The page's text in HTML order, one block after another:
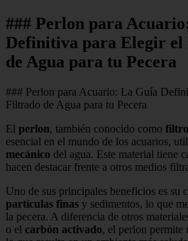
### Perlon para
Definitiva para Elegir
de Agua para tu Pecera
### Perlon para Acuario: La Guía
Filtrado de Agua para tu Pecera
El perlon, también conocido como
esencial en el mundo de los acuarios,
mecánico del agua. Este material tiene
hacen destacar frente a otros medios
Uno de sus principales beneficios es su
partículas finas y sedimentos, lo que
la pecera. A diferencia de otros
o el carbón activado, el perlon permite